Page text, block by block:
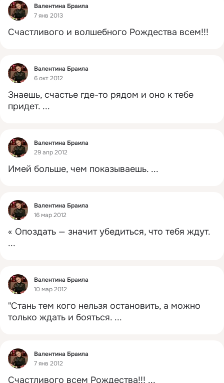
Фид
Валентина Браила
7 янв 2013
Счастливого и волшебного Рождества всем!!!
Фид
Валентина Браила
6 окт 2012
Знаешь, счастье где-то рядом и оно к тебе
придет. ...
Фид
Валентина Браила
29 апр 2012
Имей больше, чем показываешь. ...
Фид
Валентина Браила
16 мар 2012
« Опоздать — значит убедиться, что тебя ждут.
...
Фид
Валентина Браила
10 мар 2012
"Стань тем кого нельзя остановить, а можно
только ждать и бояться. ...
Фид
Валентина Браила
7 янв 2012
Счастливого всем Рождества!!! ...